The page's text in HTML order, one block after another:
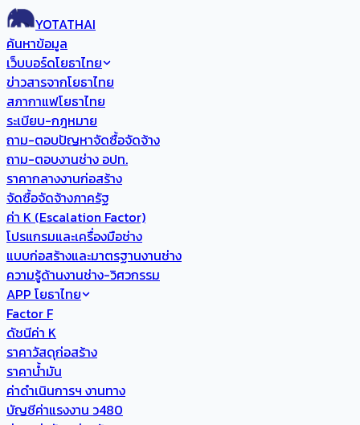
YOTATHAI
ค้นหาข้อมูล
เว็บบอร์ดโยธาไทย
ข่าวสารจากโยธาไทย
สภากาแฟโยธาไทย
ระเบียบ-กฎหมาย
ถาม-ตอบปัญหาจัดซื้อจัดจ้าง
ถาม-ตอบงานช่าง อปท.
ราคากลางงานก่อสร้าง
จัดซื้อจัดจ้างภาครัฐ
ค่า K (Escalation Factor)
โปรแกรมและเครื่องมือช่าง
แบบก่อสร้างและมาตรฐานงานช่าง
ความรู้ด้านงานช่าง-วิศวกรรม
APP โยธาไทย
Factor F
ดัชนีค่า K
ราคาวัสดุก่อสร้าง
ราคาน้ำมัน
ค่าดำเนินการฯ งานทาง
บัญชีค่าแรงงาน ว480